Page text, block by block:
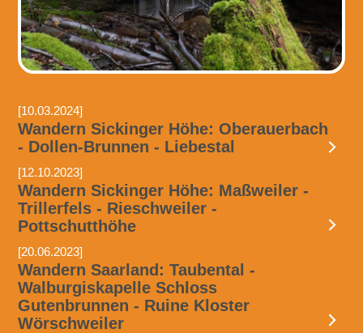
[10.03.2024]
Wandern Sickinger Höhe: Oberauerbach
- Dollen-Brunnen - Liebestal
[12.10.2023]
Wandern Sickinger Höhe: Maßweiler -
Trillerfels - Rieschweiler -
Pottschutthöhe
[20.06.2023]
Wandern Saarland: Taubental -
Walburgiskapelle Schloss
Gutenbrunnen - Ruine Kloster
Wörschweiler